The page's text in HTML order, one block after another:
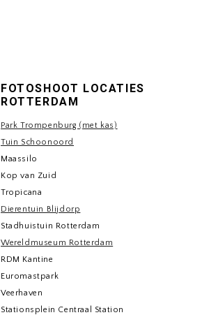
FOTOSHOOT LOCATIES
ROTTERDAM
Park Trompenburg (met kas)
Tuin Schoonoord
Maassilo
Kop van Zuid
Tropicana
Dierentuin Blijdorp
Stadhuistuin Rotterdam
Wereldmuseum Rotterdam
RDM Kantine
Euromastpark
Veerhaven
Stationsplein Centraal Station